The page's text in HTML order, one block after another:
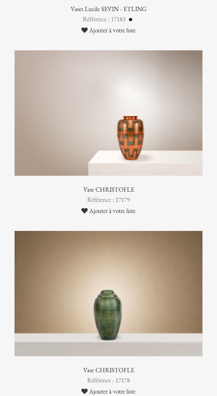
Vases Lucile SEVIN - ETLING
Référence : 17183
Ajouter à votre liste
Vase CHRISTOFLE
Référence : 17179
Ajouter à votre liste
Vase CHRISTOFLE
Référence : 17178
Ajouter à votre liste